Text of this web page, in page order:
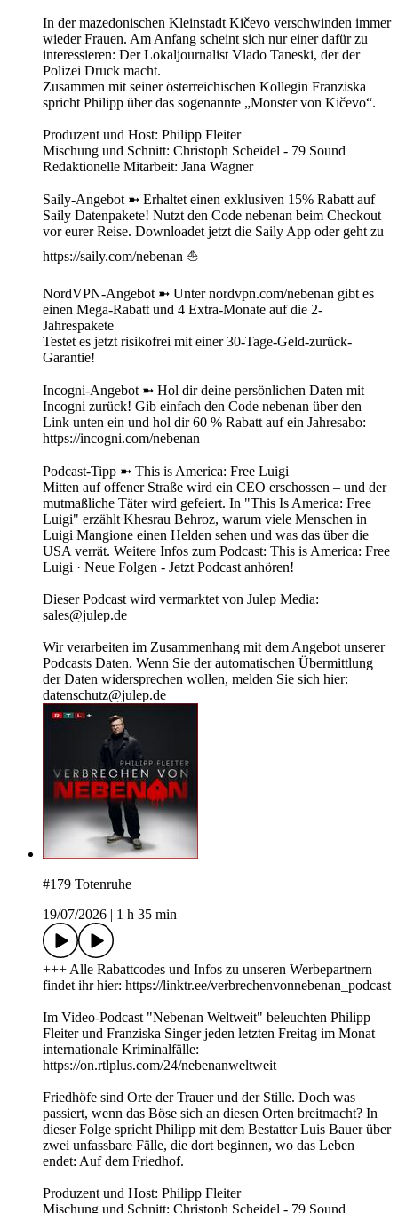
In der mazedonischen Kleinstadt Kičevo verschwinden immer
wieder Frauen. Am Anfang scheint sich nur einer dafür zu
interessieren: Der Lokaljournalist Vlado Taneski, der der
Polizei Druck macht.
Zusammen mit seiner österreichischen Kollegin Franziska
spricht Philipp über das sogenannte „Monster von Kičevo“.
Produzent und Host: Philipp Fleiter
Mischung und Schnitt: Christoph Scheidel - 79 Sound
Redaktionelle Mitarbeit: Jana Wagner
Saily-Angebot ➼ Erhaltet einen exklusiven 15% Rabatt auf
Saily Datenpakete! Nutzt den Code nebenan beim Checkout
vor eurer Reise. Downloadet jetzt die Saily App oder geht zu
https://saily.com/nebenan ⛵
NordVPN-Angebot ➼ Unter nordvpn.com/nebenan gibt es
einen Mega-Rabatt und 4 Extra-Monate auf die 2-
Jahrespakete
Testet es jetzt risikofrei mit einer 30-Tage-Geld-zurück-
Garantie!
Incogni-Angebot ➼ Hol dir deine persönlichen Daten mit
Incogni zurück! Gib einfach den Code nebenan über den
Link unten ein und hol dir 60 % Rabatt auf ein Jahresabo:
https://incogni.com/nebenan
Podcast-Tipp ➼ This is America: Free Luigi
Mitten auf offener Straße wird ein CEO erschossen – und der
mutmaßliche Täter wird gefeiert. In "This Is America: Free
Luigi" erzählt Khesrau Behroz, warum viele Menschen in
Luigi Mangione einen Helden sehen und was das über die
USA verrät. Weitere Infos zum Podcast: This is America: Free
Luigi · Neue Folgen - Jetzt Podcast anhören!
Dieser Podcast wird vermarktet von Julep Media:
sales@julep.de
Wir verarbeiten im Zusammenhang mit dem Angebot unserer
Podcasts Daten. Wenn Sie der automatischen Übermittlung
der Daten widersprechen wollen, melden Sie sich hier:
datenschutz@julep.de
#179 Totenruhe
19/07/2026
1 h 35 min
+++ Alle Rabattcodes und Infos zu unseren Werbepartnern
findet ihr hier: https://linktr.ee/verbrechenvonnebenan_podcast
Im Video-Podcast "Nebenan Weltweit" beleuchten Philipp
Fleiter und Franziska Singer jeden letzten Freitag im Monat
internationale Kriminalfälle:
https://on.rtlplus.com/24/nebenanweltweit
Friedhöfe sind Orte der Trauer und der Stille. Doch was
passiert, wenn das Böse sich an diesen Orten breitmacht? In
dieser Folge spricht Philipp mit dem Bestatter Luis Bauer über
zwei unfassbare Fälle, die dort beginnen, wo das Leben
endet: Auf dem Friedhof.
Produzent und Host: Philipp Fleiter
Mischung und Schnitt: Christoph Scheidel - 79 Sound